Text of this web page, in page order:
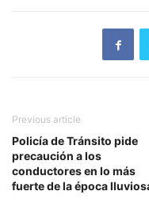
Previous article
Policía de Tránsito pide
precaución a los
conductores en lo más
fuerte de la época